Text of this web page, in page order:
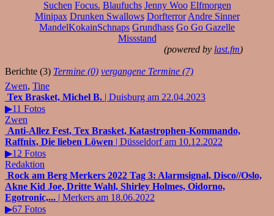
Suchen Focus. Blaufuchs Jenny Woo Elfmorgen
Minipax Drunken Swallows Dorfterror Andre Sinner
MandelKokainSchnaps Grundhass Go Go Gazelle
Missstand
(powered by last.fm)
Berichte (3) Termine (0) vergangene Termine (7)
Zwen, Tine
Tex Brasket, Michel B. | Duisburg am 22.04.2023
▶11 Fotos
Zwen
Anti-Allez Fest, Tex Brasket, Katastrophen-Kommando,
Raffnix, Die lieben Löwen | Düsseldorf am 10.12.2022
▶12 Fotos
Redaktion
Rock am Berg Merkers 2022 Tag 3: Alarmsignal, Disco//Oslo,
Akne Kid Joe, Dritte Wahl, Shirley Holmes, Oidorno,
Egotronic,... | Merkers am 18.06.2022
▶67 Fotos